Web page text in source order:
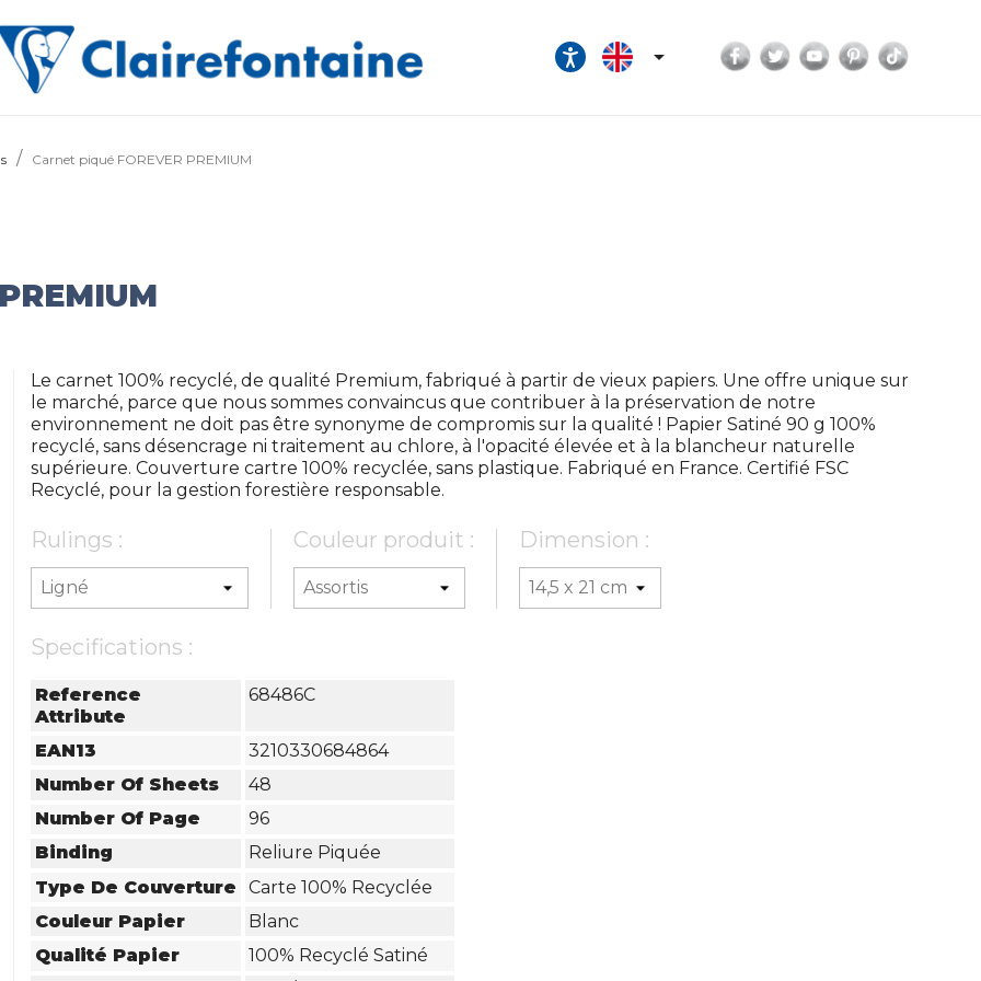
 Facebook
TwitterYouTubePinterest
Carnet piqué FOREVER PREMIUM
Le carnet 100% recyclé, de qualité Premium, fabriqué à partir de vieux papiers. Une offre unique sur
le marché, parce que nous sommes convaincus que contribuer à la préservation de notre
environnement ne doit pas être synonyme de compromis sur la qualité ! Papier Satiné 90 g 100%
recyclé, sans désencrage ni traitement au chlore, à l'opacité élevée et à la blancheur naturelle
supérieure. Couverture cartre 100% recyclée, sans plastique. Fabriqué en France. Certifié FSC
Recyclé, pour la gestion forestière responsable.
Rulings : Couleur produit : Dimension :
Specifications :
Reference
Attribute
68486C
EAN13
3210330684864
Number Of Sheets
48
Number Of Page
96
Binding
Reliure Piquée
Type De Couverture
Carte 100% Recyclée
Couleur Papier
Blanc
Qualité Papier
100% Recyclé Satiné